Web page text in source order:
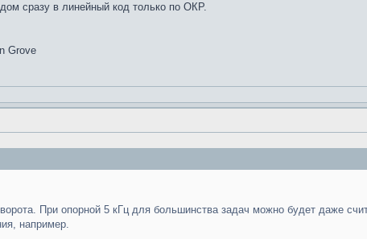
сразу в линейный код только по ОКР.
Grove
При опорной 5 кГц для большинства задач можно будет даже
например.